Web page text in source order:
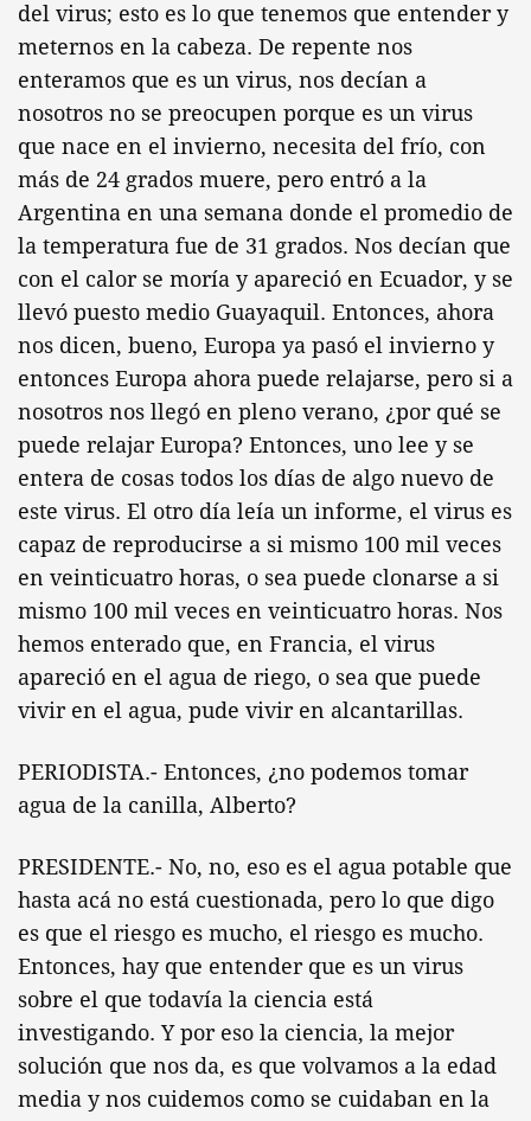
del virus; esto es lo que tenemos que entender y
meternos en la cabeza. De repente nos
enteramos que es un virus, nos decían a
nosotros no se preocupen porque es un virus
que nace en el invierno, necesita del frío, con
más de 24 grados muere, pero entró a la
Argentina en una semana donde el promedio de
la temperatura fue de 31 grados. Nos decían que
con el calor se moría y apareció en Ecuador, y se
llevó puesto medio Guayaquil. Entonces, ahora
nos dicen, bueno, Europa ya pasó el invierno y
entonces Europa ahora puede relajarse, pero si a
nosotros nos llegó en pleno verano, ¿por qué se
puede relajar Europa? Entonces, uno lee y se
entera de cosas todos los días de algo nuevo de
este virus. El otro día leía un informe, el virus es
capaz de reproducirse a si mismo 100 mil veces
en veinticuatro horas, o sea puede clonarse a si
mismo 100 mil veces en veinticuatro horas. Nos
hemos enterado que, en Francia, el virus
apareció en el agua de riego, o sea que puede
vivir en el agua, pude vivir en alcantarillas.
PERIODISTA.- Entonces, ¿no podemos tomar
agua de la canilla, Alberto?
PRESIDENTE.- No, no, eso es el agua potable que
hasta acá no está cuestionada, pero lo que digo
es que el riesgo es mucho, el riesgo es mucho.
Entonces, hay que entender que es un virus
sobre el que todavía la ciencia está
investigando. Y por eso la ciencia, la mejor
solución que nos da, es que volvamos a la edad
media y nos cuidemos como se cuidaban en la